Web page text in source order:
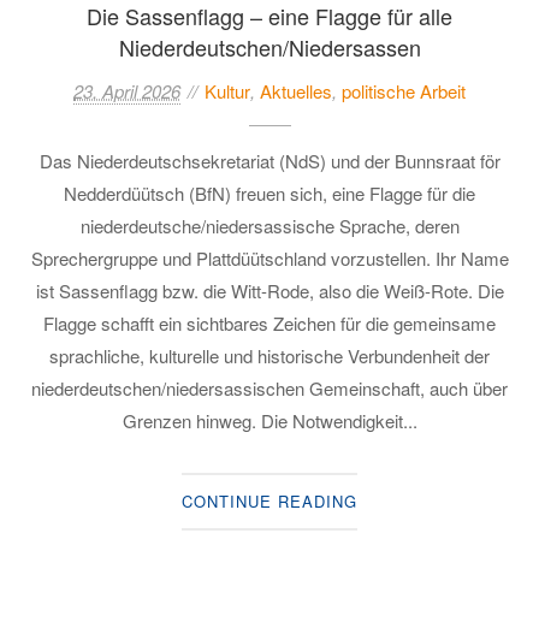
Die Sassenflagg – eine Flagge für alle
Niederdeutschen/Niedersassen
23. April 2026 Kultur, Aktuelles, politische Arbeit
Das Niederdeutschsekretariat (NdS) und der Bunnsraat för
Nedderdüütsch (BfN) freuen sich, eine Flagge für die
niederdeutsche/niedersassische Sprache, deren
Sprechergruppe und Plattdüütschland vorzustellen. Ihr Name
ist Sassenflagg bzw. die Witt-Rode, also die Weiß-Rote. Die
Flagge schafft ein sichtbares Zeichen für die gemeinsame
sprachliche, kulturelle und historische Verbundenheit der
niederdeutschen/niedersassischen Gemeinschaft, auch über
Grenzen hinweg. Die Notwendigkeit...
CONTINUE READING